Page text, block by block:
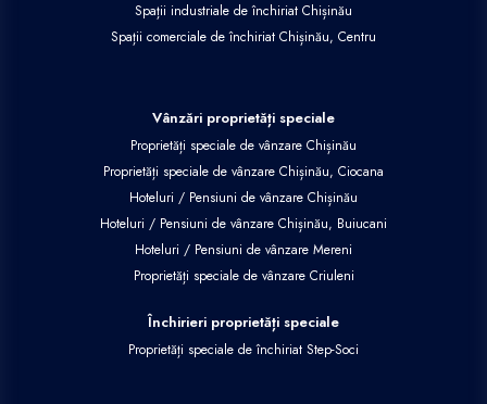
Spații industriale de închiriat Chișinău
Spații comerciale de închiriat Chișinău, Centru
Vânzări proprietăți speciale
Proprietăți speciale de vânzare Chișinău
Proprietăți speciale de vânzare Chișinău, Ciocana
Hoteluri / Pensiuni de vânzare Chișinău
Hoteluri / Pensiuni de vânzare Chișinău, Buiucani
Hoteluri / Pensiuni de vânzare Mereni
Proprietăți speciale de vânzare Criuleni
Închirieri proprietăți speciale
Proprietăți speciale de închiriat Step-Soci